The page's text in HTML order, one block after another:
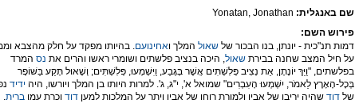
שם באנגלית: Yonatan, Jonathan
פירוש השם:
דמות תנ"כית - יונתן, בנו הבכור של שאול המלך ואחינועם. בהיותו מפקד על חלק מהצבא
על חיל המצב שחנה בבירת שאול, היכה בנציב פלשתים ושומרי ראשו והרים את נס המרד
בפלשתים, "וַיַּךְ יוֹנָתָן, אֵת נְצִיב פְּלִשְׁתִּים אֲשֶׁר בְּגֶבַע, וַיִּשְׁמְעוּ, פְּלִשְׁתִּים; וְשָׁאוּל תָּקַע בַּשּׁוֹפָר
בְּכָל-הָאָרֶץ לֵאמֹר, יִשְׁמְעוּ הָעִבְרִים" שמואל א', י"ג, ג'. למרות היותו בן המלך ויורשו, היה ידיד
של דוד שהיה יריבו של אביו ולמורת רוחו של אביו ויתר על המלכות למען דוד וכרת עמו ברית.